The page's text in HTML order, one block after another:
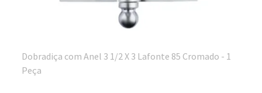
Dobradiça com Anel 3 1/2 X 3 Lafonte 85 Cromado - 1
Peça